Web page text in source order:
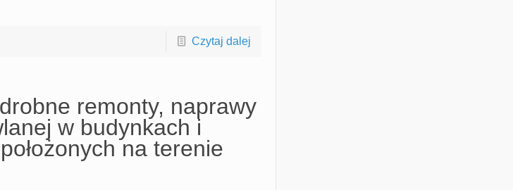
Czytaj dalej
remonty, naprawy
w budynkach i
na terenie